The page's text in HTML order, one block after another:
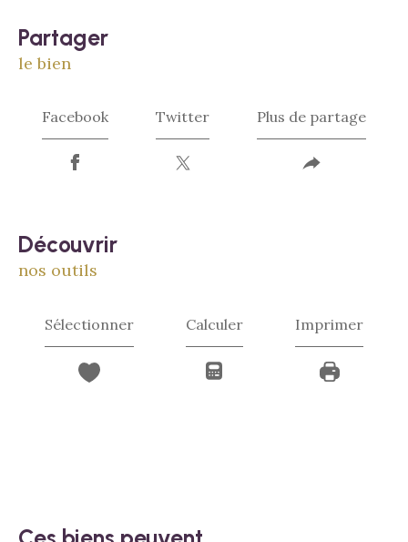
partager
le bien
Facebook Twitter Plus de partage
découvrir
nos outils
Sélectionner Calculer Imprimer